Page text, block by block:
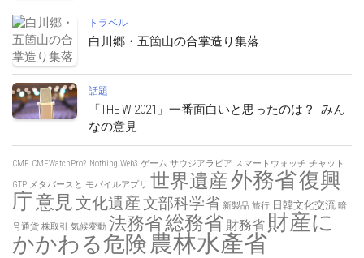
トラベル
白川郷・五箇山の合掌造り集落
話題
「THE W 2021」一番面白いと思ったのは？- みん
なの意見
CMF CMFWatchPro2 Nothing Web3 ゲーム サウジアラビア スマートウォッチ チャット
GTP メタバースと モバイルアプリ 世界遺産外務省復興
庁意見文化遺産文部科学省 新製品 旅行 日韓文化交流 暗
号通貨 株取引 気候変動 法務省総務省 財務省 財産に
かかわる危険 農林水產省